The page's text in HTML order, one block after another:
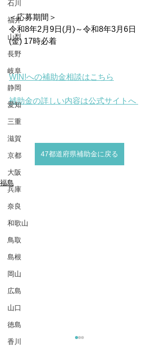
石川
福井
山梨
長野
岐阜
静岡
愛知
三重
滋賀
京都
大阪
兵庫
奈良
和歌山
鳥取
島根
岡山
広島
山口
徳島
香川
＜応募期間＞
令和8年2月9日(月)～令和8年3月6日
(金) 17時必着
WIN!への補助金相談はこちら
補助金の詳しい内容は公式サイトへ
47都道府県補助金に戻る
福島